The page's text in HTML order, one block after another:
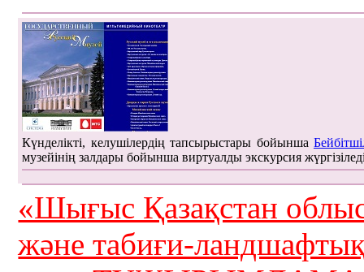
Күнделікті, келушілердің тапсырыстары бойынша
музейінің залдары бойынша виртуалды экскурсия
«Шығыс Қазақстан
және табиғи-